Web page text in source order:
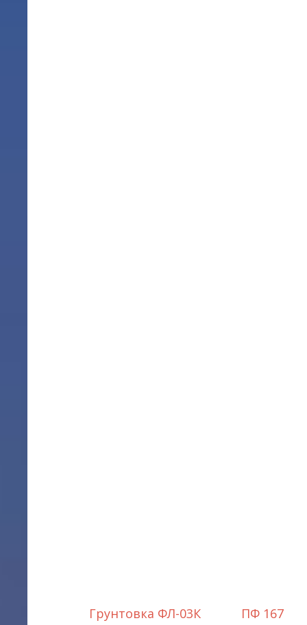
Грунтовка ФЛ-03К ПФ 167